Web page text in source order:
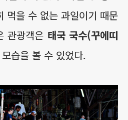
먹을 수 없는 과일이기 때문
관광객은 태국 국수(꾸에띠
습을 볼 수 있었다.